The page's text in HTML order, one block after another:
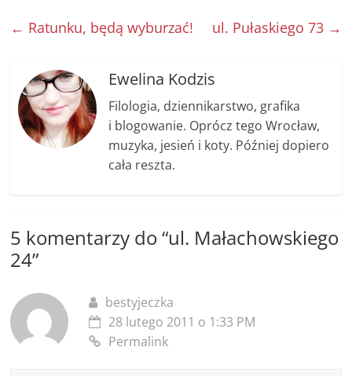
e
o
o
k
e
g
er
er l y
n
k
e
← Ratunku, będą wyburzać! ul. Pułaskiego 73 →
Ewelina Kodzis
Filologia, dziennikarstwo, grafika
i blogowanie. Oprócz tego Wrocław,
muzyka, jesień i koty. Później dopiero
cała reszta.
5 komentarzy do “ul. Małachowskiego
24”
bestyjeczka
28 lutego 2011 o 1:33 PM
Permalink